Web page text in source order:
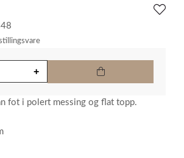
fot i polert messing og flat topp.